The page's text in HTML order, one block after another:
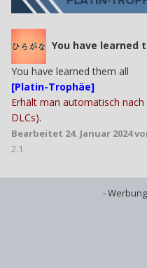
You have learned
You have learned them all
[Platin-Trophäe]
Erhält man automatisch
DLCs).
Bearbeitet 24. Januar 2024
2.1
-